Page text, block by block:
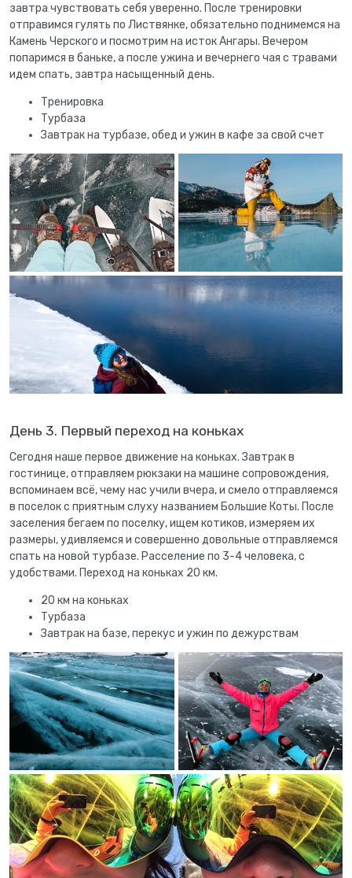
завтра чувствовать себя уверенно. После тренировки
отправимся гулять по Листвянке, обязательно поднимемся на
Камень Черского и посмотрим на исток Ангары. Вечером
попаримся в баньке, а после ужина и вечернего чая с травами
идем спать, завтра насыщенный день.
Тренировка
Турбаза
Завтрак на турбазе, обед и ужин в кафе за свой счет
День 3. Первый переход на коньках
Сегодня наше первое движение на коньках. Завтрак в
гостинице, отправляем рюкзаки на машине сопровождения,
вспоминаем всё, чему нас учили вчера, и смело отправляемся
в поселок с приятным слуху названием Большие Коты. После
заселения бегаем по поселку, ищем котиков, измеряем их
размеры, удивляемся и совершенно довольные отправляемся
спать на новой турбазе. Расселение по 3-4 человека, с
удобствами. Переход на коньках 20 км.
20 км на коньках
Турбаза
Завтрак на базе, перекус и ужин по дежурствам